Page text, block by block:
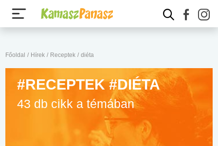
Főoldal / Hírek / Receptek / diéta
#RECEPTEK #DIÉTA
43 db cikk a témában